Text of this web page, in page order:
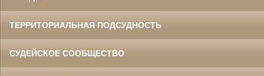
ТЕРРИТОРИАЛЬНАЯ ПОДСУДНОСТЬ
СУДЕЙСКОЕ СООБЩЕСТВО